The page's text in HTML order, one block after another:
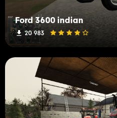
Ford 3600 indian
20 983